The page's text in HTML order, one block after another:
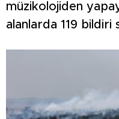
müzikolojiden
alanlarda 119 bildiri